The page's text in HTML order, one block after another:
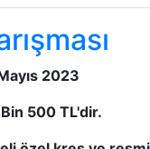
2023
500 TL'dir.